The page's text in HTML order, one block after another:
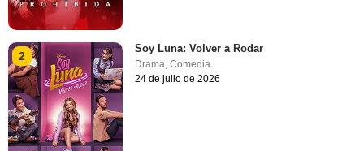
2
Soy Luna: Volver a Rodar
Drama,Comedia
24 de julio de 2026